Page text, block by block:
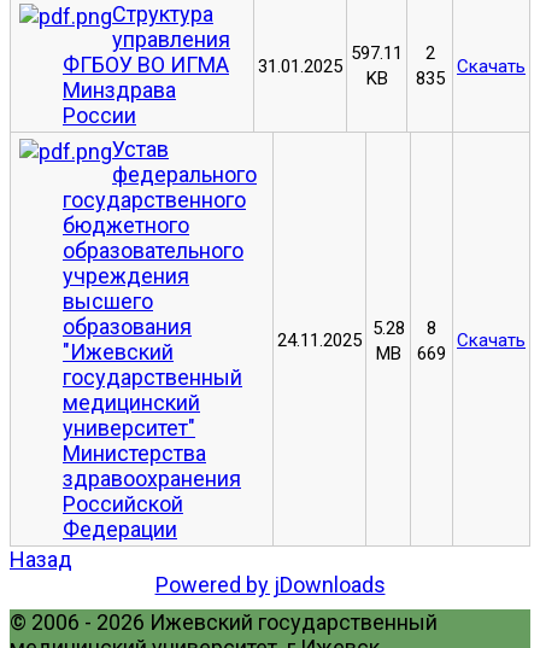
Структура
управления
ФГБОУ ВО ИГМА
Минздрава
России
31.01.2025
597.11
KB
2
835
Скачать
Устав
федерального
государственного
бюджетного
образовательного
учреждения
высшего
образования
"Ижевский
государственный
медицинский
университет"
Министерства
здравоохранения
Российской
Федерации
24.11.2025
5.28
MB
8
669
Скачать
Назад
Powered by jDownloads
© 2006 - 2026 Ижевский государственный